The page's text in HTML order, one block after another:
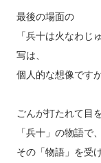
最後の場面の
「兵十は火なわじ
写は、
個人的な想像です
ごんが打たれて目
「兵十」の物語で、
その「物語」を受